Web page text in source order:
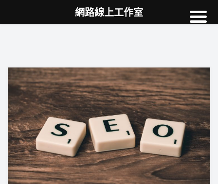
高雄網頁設計
網站SEO
NEWS
教學
AI
網路線上工作室